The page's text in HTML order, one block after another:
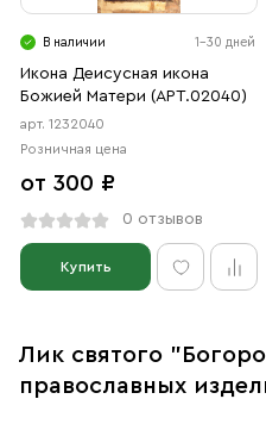
В наличии 1-30 дней
Икона Деисусная икона
Божией Матери (АРТ.02040)
арт. 1232040
Розничная цена
от 300 ₽
0 отзывов
Купить
Лик святого
православных